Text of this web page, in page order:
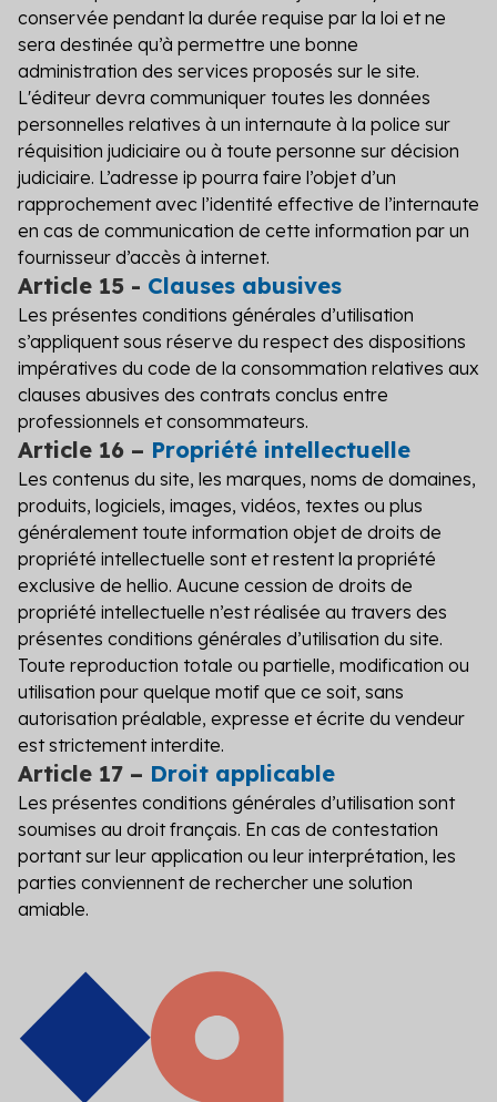
conservée pendant la durée requise par la loi et ne
sera destinée qu’à permettre une bonne
administration des services proposés sur le site.
L'éditeur devra communiquer toutes les données
personnelles relatives à un internaute à la police sur
réquisition judiciaire ou à toute personne sur décision
judiciaire. L’adresse ip pourra faire l’objet d’un
rapprochement avec l’identité effective de l’internaute
en cas de communication de cette information par un
fournisseur d’accès à internet.
Article 15 - Clauses abusives
Les présentes conditions générales d’utilisation
s’appliquent sous réserve du respect des dispositions
impératives du code de la consommation relatives aux
clauses abusives des contrats conclus entre
professionnels et consommateurs.
Article 16 – Propriété intellectuelle
Les contenus du site, les marques, noms de domaines,
produits, logiciels, images, vidéos, textes ou plus
généralement toute information objet de droits de
propriété intellectuelle sont et restent la propriété
exclusive de hellio. Aucune cession de droits de
propriété intellectuelle n’est réalisée au travers des
présentes conditions générales d’utilisation du site.
Toute reproduction totale ou partielle, modification ou
utilisation pour quelque motif que ce soit, sans
autorisation préalable, expresse et écrite du vendeur
est strictement interdite.
Article 17 – Droit applicable
Les présentes conditions générales d’utilisation sont
soumises au droit français. En cas de contestation
portant sur leur application ou leur interprétation, les
parties conviennent de rechercher une solution
amiable.